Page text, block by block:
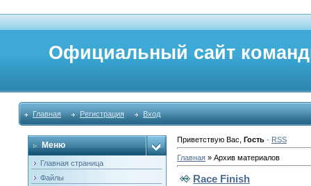
Официальный сайт
Главная Регистрация Вход
Меню
Главная страница
Файлы
Приветствую Вас Гость· RSS
Главная» Архив материалов
Race Finish